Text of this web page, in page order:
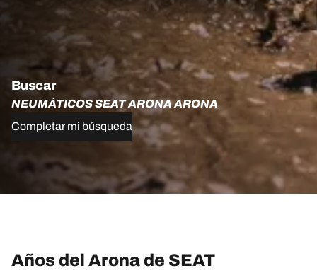
Buscar
NEUMÁTICOS SEAT ARONA ARONA
Completar mi búsqueda
Años del Arona de SEAT